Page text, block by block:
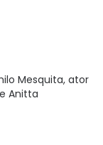
Mesquita, ator
Anitta